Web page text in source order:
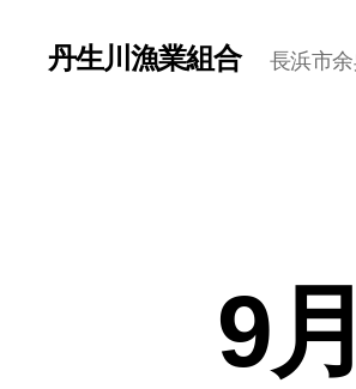
丹生川漁業組合 長浜市
9